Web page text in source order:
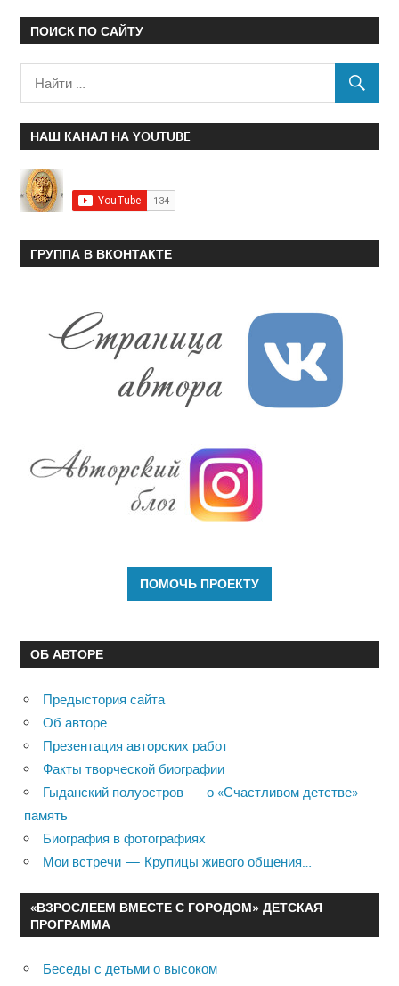
ПОИСК ПО САЙТУ
НАШ КАНАЛ НА YOUTUBE
ГРУППА В ВКОНТАКТЕ
ОБ АВТОРЕ
Предыстория сайта
Об авторе
Презентация авторских работ
Факты творческой биографии
Гыданский полуостров — о «Счастливом детстве»
память
Биография в фотографиях
Мои встречи — Крупицы живого общения…
«ВЗРОСЛЕЕМ ВМЕСТЕ С ГОРОДОМ» ДЕТСКАЯ
ПРОГРАММА
Беседы с детьми о высоком